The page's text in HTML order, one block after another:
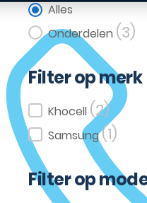
Filter op
Alles
Onderdelen (3)
Filter op merk
Filter op merk
Khocell (2)
Samsung(1)
Filter op